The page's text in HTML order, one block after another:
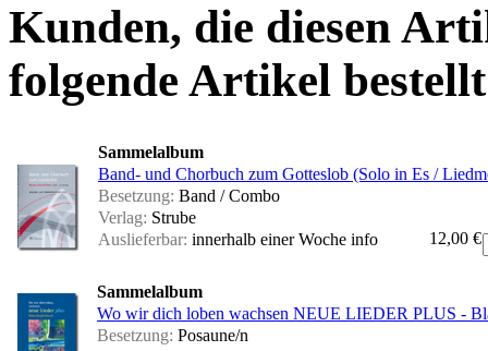
Kunden, die diesen
folgende Artikel
Sammelalbum
Band- und Chorbuch zum Gotteslob (Solo in Es /
Besetzung: Band / Combo
Verlag: Strube
Auslieferbar: innerhalb einer Woche info 12,00 €
Sammelalbum
Wo wir dich loben wachsen NEUE LIEDER PLUS -
Besetzung: Posaune/n